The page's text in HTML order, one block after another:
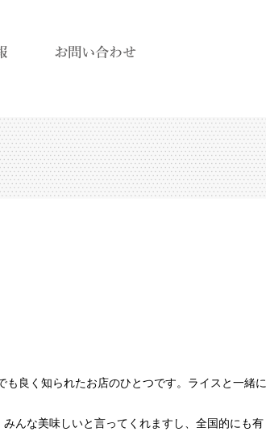
良く知られたお店のひとつです。ライスと一緒に
んな美味しいと言ってくれますし、全国的にも有